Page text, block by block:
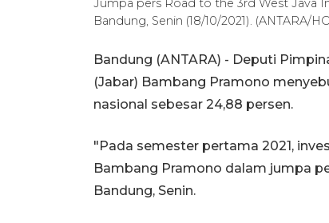
Jumpa pers Road to the 3rd West Java
Bandung, Senin (18/10/2021). (ANTARA/
Bandung (ANTARA) - Deputi
(Jabar) Bambang Pramono
nasional sebesar 24,88 persen.
"Pada semester pertama 2021,
Bambang Pramono dalam jumpa
Bandung, Senin.